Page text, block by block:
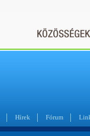
Hírek Fórum